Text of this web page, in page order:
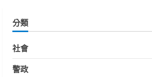
分類
社會
警政